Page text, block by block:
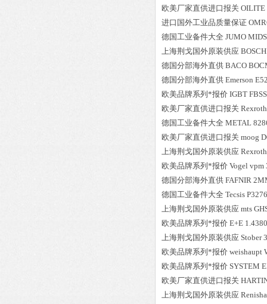
欧美厂家直供进口报关 OILITE
进口国外工业品质量保证
德国工业备件大全 JUMO
上海荆戈国外原装供应 BOSCH
德国分部海外直供 BACO
德国分部海外直供 Emerson
欧美品牌系列*报价 IGBT
欧美厂家直供进口报关 Rexroth
德国工业备件大全 METAL
欧美厂家直供进口报关 moog
上海荆戈国外原装供应 Rexroth
欧美品牌系列*报价 Vogel vpm
德国分部海外直供 FAFNIR
德国工业备件大全 Tecsis
上海荆戈国外原装供应 mts
欧美品牌系列*报价 E+E
上海荆戈国外原装供应 Stober
欧美品牌系列*报价 weishaupt
欧美品牌系列*报价 SYSTEM
欧美厂家直供进口报关
上海荆戈国外原装供应